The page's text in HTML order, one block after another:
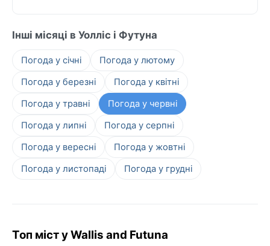
Інші місяці в Уолліс і Футуна
Погода у січні
Погода у лютому
Погода у березні
Погода у квітні
Погода у травні
Погода у червні
Погода у липні
Погода у серпні
Погода у вересні
Погода у жовтні
Погода у листопаді
Погода у грудні
Топ міст у Wallis and Futuna